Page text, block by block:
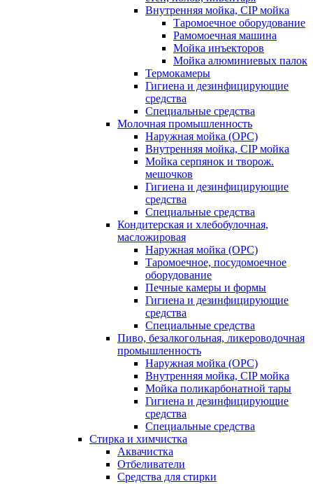
Внутренняя мойка, CIP мойка
Таромоечное оборудование
Рамомоечная машина
Мойка инъекторов
Мойка алюминиевых палок
Термокамеры
Гигиена и дезинфицирующие
средства
Специальные средства
Молочная промышленность
Наружная мойка (ОРС)
Внутренняя мойка, CIP мойка
Мойка серпянок и творож.
мешочков
Гигиена и дезинфицирующие
средства
Специальные средства
Кондитерская и хлебобулочная,
масложировая
Наружная мойка (ОРС)
Таромоечное, посудомоечное
оборудование
Печные камеры и формы
Гигиена и дезинфицирующие
средства
Специальные средства
Пиво, безалкогольная, ликероводочная
промышленность
Наружная мойка (ОРС)
Внутренняя мойка, CIP мойка
Мойка поликарбонатной тары
Гигиена и дезинфицирующие
средства
Специальные средства
Стирка и химчистка
Аквачистка
Отбеливатели
Средства для стирки